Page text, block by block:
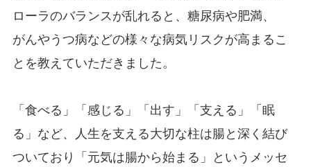
ローラのバランスが乱れると、糖尿病や肥満、
がんやうつ病などの様々な病気リスクが高まるこ
とを教えていただきました。
「食べる」「感じる」「出す」「支える」「眠
る」など、人生を支える大切な柱は腸と深く結び
ついており「元気は腸から始まる」というメッセ